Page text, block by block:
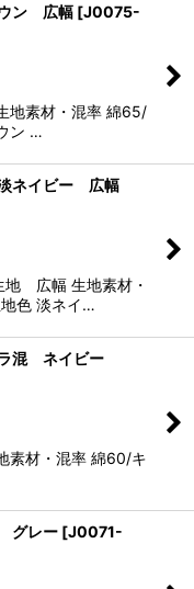
ン 広幅 [J0075-
地素材・混率 綿65/
ン …
ネイビー 広幅
地 広幅 生地素材・
色 淡ネイ…
混 ネイビー
素材・混率 綿60/キ
グレー [J0071-